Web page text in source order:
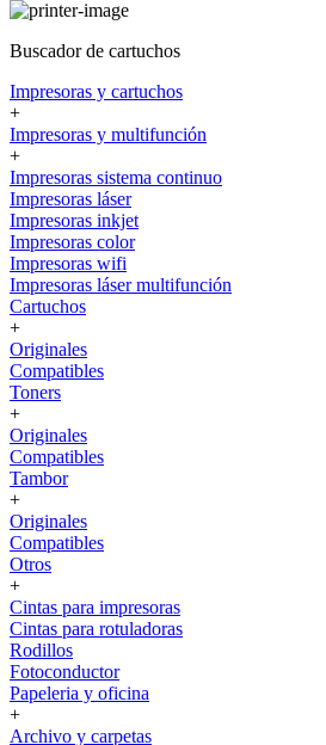
Buscador de cartuchos
Impresoras y cartuchos
+
Impresoras y multifunción
+
Impresoras sistema continuo
Impresoras láser
Impresoras inkjet
Impresoras color
Impresoras wifi
Impresoras láser multifunción
Cartuchos
+
Originales
Compatibles
Toners
+
Originales
Compatibles
Tambor
+
Originales
Compatibles
Otros
+
Cintas para impresoras
Cintas para rotuladoras
Rodillos
Fotoconductor
Papeleria y oficina
+
Archivo y carpetas